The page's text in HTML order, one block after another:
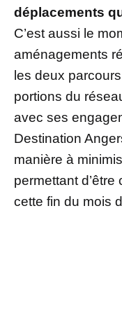
déplacements
C’est aussi le
aménagements
les deux
portions du
avec ses
Destination
manière à
permettant
cette fin du mois